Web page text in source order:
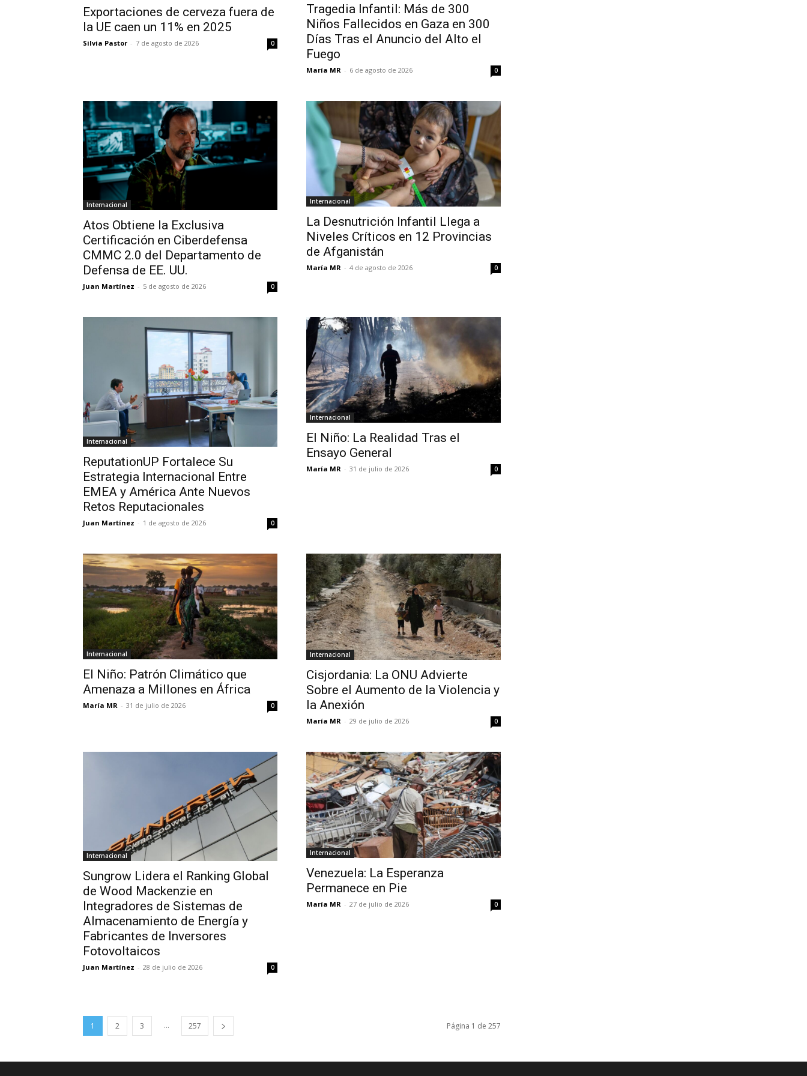
Exportaciones de cerveza fuera de
la UE caen un 11% en 2025
Silvia Pastor - 7 de agosto de 2026 0
Tragedia Infantil: Más de 300
Niños Fallecidos en Gaza en 300
Días Tras el Anuncio del Alto el
Fuego
María MR - 6 de agosto de 2026 0
Internacional
Atos Obtiene la Exclusiva
Certificación en Ciberdefensa
CMMC 2.0 del Departamento de
Defensa de EE. UU.
Juan Martínez - 5 de agosto de 2026 0
Internacional
La Desnutrición Infantil Llega a
Niveles Críticos en 12 Provincias
de Afganistán
María MR - 4 de agosto de 2026 0
Internacional
ReputationUP Fortalece Su
Estrategia Internacional Entre
EMEA y América Ante Nuevos
Retos Reputacionales
Juan Martínez - 1 de agosto de 2026 0
Internacional
El Niño: La Realidad Tras el
Ensayo General
María MR - 31 de julio de 2026 0
Internacional
El Niño: Patrón Climático que
Amenaza a Millones en África
María MR - 31 de julio de 2026 0
Internacional
Cisjordania: La ONU Advierte
Sobre el Aumento de la Violencia y
la Anexión
María MR - 29 de julio de 2026 0
Internacional
Sungrow Lidera el Ranking Global
de Wood Mackenzie en
Integradores de Sistemas de
Almacenamiento de Energía y
Fabricantes de Inversores
Fotovoltaicos
Juan Martínez - 28 de julio de 2026 0
Internacional
Venezuela: La Esperanza
Permanece en Pie
María MR - 27 de julio de 2026 0
1 2 3 ... 257 Página 1 de 257